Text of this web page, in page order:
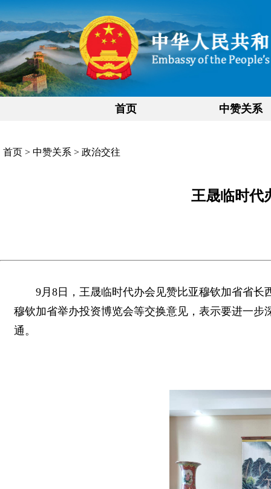
首页 中赞关系
首页 > 中赞关系 > 政治交往
王晟临时代
9月8日，王晟临时代办会见赞比亚穆钦加省省长
穆钦加省举办投资博览会等交换意见，表示要进一
通。